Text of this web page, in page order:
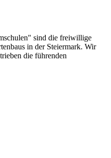
sind die freiwillige
in der Steiermark. Wir
die führenden